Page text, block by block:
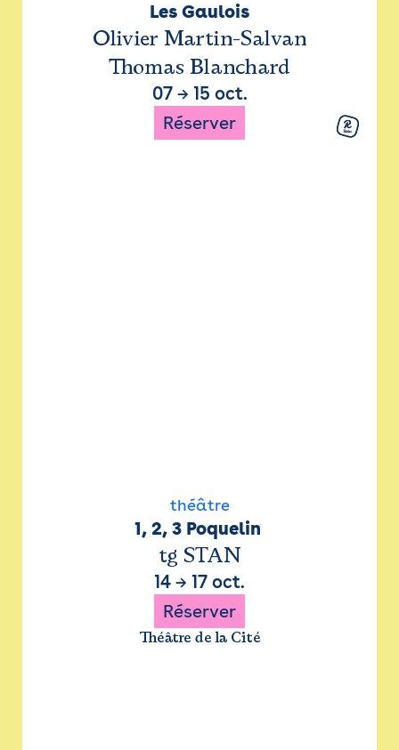
Les Gaulois
Olivier Martin-Salvan
Thomas Blanchard
07→ 15 oct.
Réserver
théâtre
1, 2, 3 Poquelin
tg STAN
14 → 17 oct.
Réserver
Théâtre de la Cité